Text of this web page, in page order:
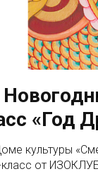
«Год
культуры
от